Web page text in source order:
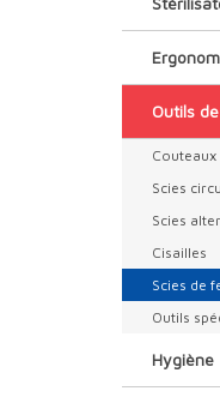
Outils
Scies
Scies
Cisailles
Scies de
Outils
Hygiène